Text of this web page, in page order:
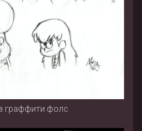
граффити фолс